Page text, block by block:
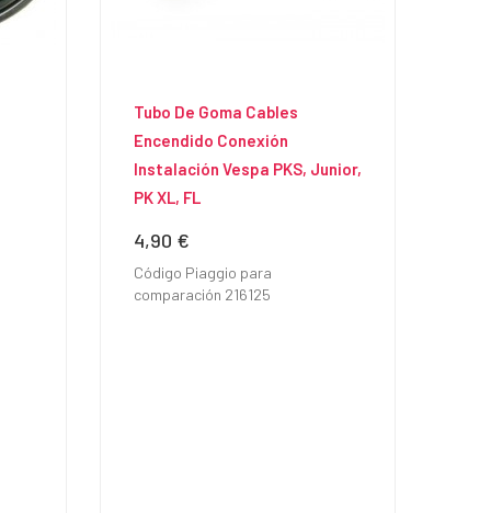
Tubo De Goma Cables
Encendido Conexión
Instalación Vespa PKS, Junior,
PK XL, FL
Precio
4,90 €
Código Piaggio para
comparación 216125